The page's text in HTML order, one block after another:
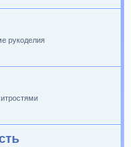
рукоделия